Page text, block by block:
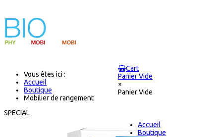
Cart
Panier Vide
×
Panier Vide
Accueil
Boutique
Vous êtes ici :
Accueil
Boutique
Mobilier de rangement
SPECIAL